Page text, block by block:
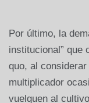
Por último, la
institucional” que
quo, al
multiplicador
vuelquen al